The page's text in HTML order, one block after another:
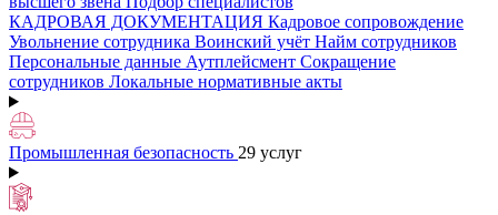
КАДРОВАЯ ДОКУМЕНТАЦИЯ Кадровое сопровождение
Увольнение сотрудника Воинский учёт Найм сотрудников
Персональные данные Аутплейсмент Сокращение
сотрудников Локальные нормативные акты
Промышленная безопасность 29 услуг